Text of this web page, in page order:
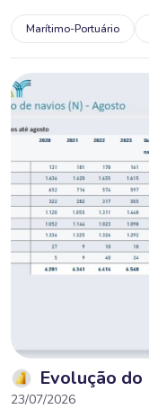
Marítimo-Portuário
Evolução
23/07/2026